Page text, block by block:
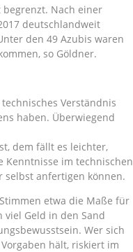
Nach einer
deutschlandweit
den 49 Azubis waren
so Göldner.
Verständnis
haben. Überwiegend
dem fällt es leichter,
Kenntnisse im technischen
selbst anfertigen können.
etwa die Maße für
Geld in den Sand
Wer sich
hält, riskiert im